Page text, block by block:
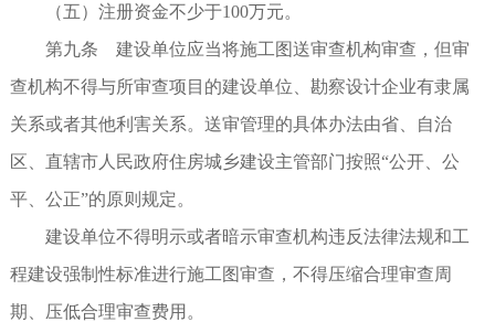
（五）注册资金不少于100万元。
第九条 建设单位应当将施工图送审查机构审查，但审
查机构不得与所审查项目的建设单位、勘察设计企业有隶属
关系或者其他利害关系。送审管理的具体办法由省、自治
区、直辖市人民政府住房城乡建设主管部门按照“公开、公
平、公正”的原则规定。
建设单位不得明示或者暗示审查机构违反法律法规和工
程建设强制性标准进行施工图审查，不得压缩合理审查周
期、压低合理审查费用。